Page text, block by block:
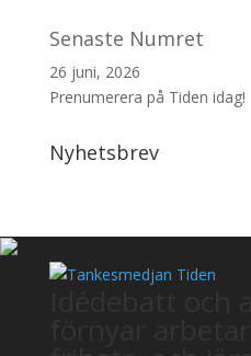
Senaste Numret
26 juni, 2026
Prenumerera på Tiden idag!
Nyhetsbrev